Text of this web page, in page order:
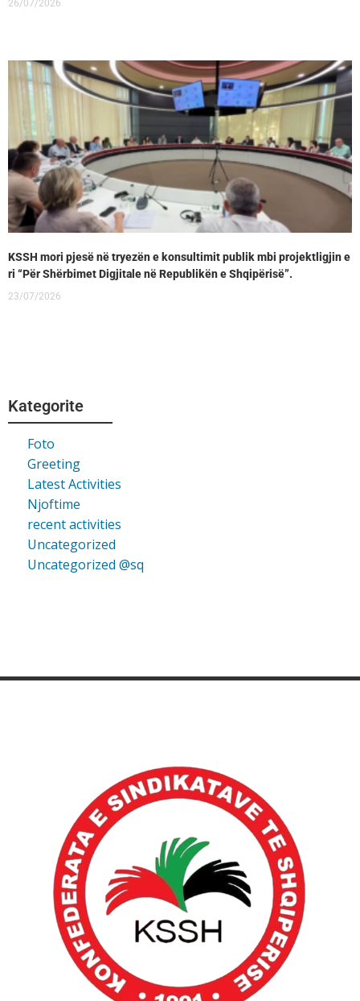
26/07/2026
KSSH mori pjesë në tryezën e konsultimit publik mbi projektligjin e
ri “Për Shërbimet Digjitale në Republikën e Shqipërisë”.
23/07/2026
Kategorite
Foto
Greeting
Latest Activities
Njoftime
recent activities
Uncategorized
Uncategorized @sq